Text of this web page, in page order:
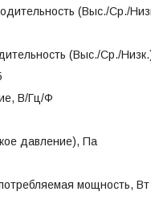
(Выс./Ср./
(Выс./Ср./
В/Гц/Ф
давление), Па
мощность, Вт